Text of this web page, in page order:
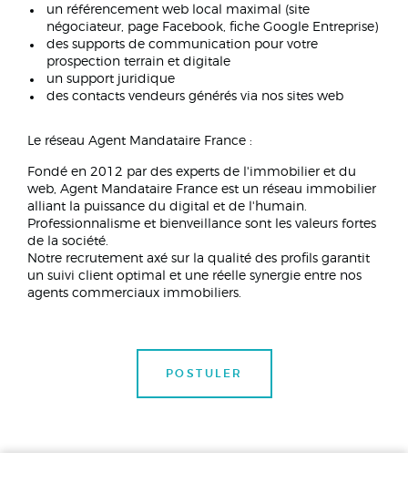
un référencement web local maximal (site
négociateur, page Facebook, fiche Google Entreprise)
des supports de communication pour votre
prospection terrain et digitale
un support juridique
des contacts vendeurs générés via nos sites web
Le réseau Agent Mandataire France :
Fondé en 2012 par des experts de l'immobilier et du
web, Agent Mandataire France est un réseau immobilier
alliant la puissance du digital et de l'humain.
Professionnalisme et bienveillance sont les valeurs fortes
de la société.
Notre recrutement axé sur la qualité des profils garantit
un suivi client optimal et une réelle synergie entre nos
agents commerciaux immobiliers.
POSTULER